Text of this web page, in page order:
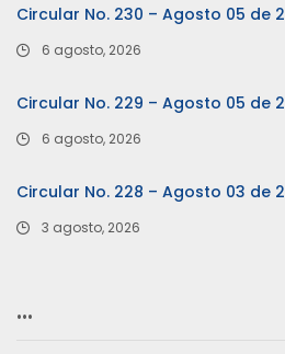
Circular No. 230 – Agosto 05 de
6 agosto, 2026
Circular No. 229 – Agosto 05 de
6 agosto, 2026
Circular No. 228 – Agosto 03 de
3 agosto, 2026
…